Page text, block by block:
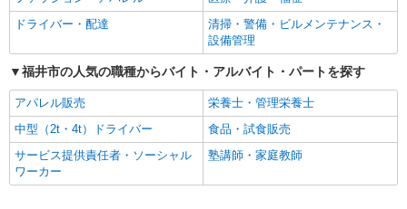
ど）
時給1,200円 ※22:00〜翌5:00：時給1,500円 ※
高校生時給1,053円 ※早朝手当（5:00〜9:00）時給
福井県福井市開発4-309
詳細を見る
アルバイト パート
すき家 416号福井開発店
すき家の店舗スタッフ（接客・調理・清掃な
交通費支給
社会保険あり
まかない・食事補助
社員登用あり
ドライバー・配達
清掃・警備・ビルメンテナンス・
設備管理
福井市の人気の職種からバイト・アルバイト・パートを探す
アパレル販売
栄養士・管理栄養士
中型（2t・4t）ドライバー
食品・試食販売
サービス提供責任者・ソーシャル
ワーカー
塾講師・家庭教師